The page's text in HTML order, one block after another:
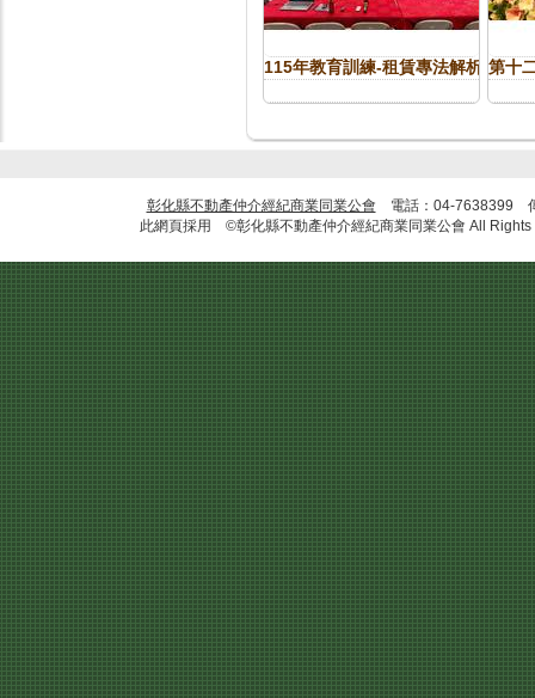
115年教育訓練-租賃專法解析 第十
彰化縣不動產仲介經紀商業同業公會 電話：04-7638399
此網頁採用 ©彰化縣不動產仲介經紀商業同業公會 All Rights